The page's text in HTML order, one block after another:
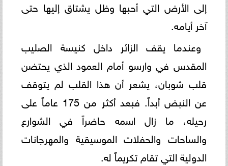
إلى الأرض التي أحبها وظل يشتاق إليها حتى
آخر أيامه.
وعندما يقف الزائر داخل كنيسة الصليب
المقدس في وارسو أمام العمود الذي يحتضن
قلب شوبان، يشعر أن هذا القلب لم يتوقف
عن النبض أبداً. فبعد أكثر من 175 عاماً على
رحيله، ما زال اسمه حاضراً في الشوارع
والساحات والحفلات الموسيقية والمهرجانات
الدولية التي تقام تكريماً له.